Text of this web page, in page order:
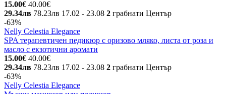
15.00€ 40.00€
29.34лв 78.23лв 17.02 - 23.08 2 грабнати Център
-63%
Nelly Celestia Elegance
SPA терапевтичен педикюр с оризово мляко, листа от роза и
масло с екзотични аромати
15.00€ 40.00€
29.34лв 78.23лв 17.02 - 23.08 2 грабнати Център
-63%
Nelly Celestia Elegance